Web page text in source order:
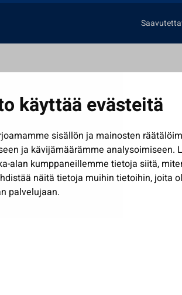
käyttää evästeitä
sisällön ja mainosten
ja kävijämäärämme analysoimiseen.
alan kumppaneillemme tietoja siitä,
näitä tietoja muihin tietoihin, joita
palvelujaan.